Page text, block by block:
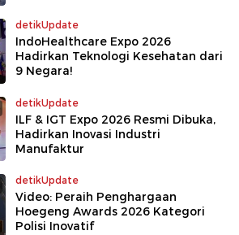
detikUpdate
IndoHealthcare Expo 2026
Hadirkan Teknologi Kesehatan dari
9 Negara!
detikUpdate
ILF & IGT Expo 2026 Resmi Dibuka,
Hadirkan Inovasi Industri
Manufaktur
detikUpdate
Video: Peraih Penghargaan
Hoegeng Awards 2026 Kategori
Polisi Inovatif